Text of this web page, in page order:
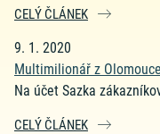
CELÝ ČLÁNEK
9. 1. 2020
Multimilionář z Olomouce
Na účet Sazka
CELÝ ČLÁNEK